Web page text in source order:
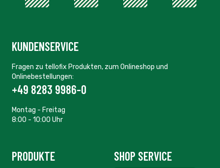
KUNDENSERVICE
Fragen zu tellofix Produkten, zum Onlineshop und
Onlinebestellungen:
+49 8283 9986-0
Montag - Freitag
8:00 - 10:00 Uhr
PRODUKTE SHOP SERVICE